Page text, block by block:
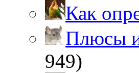
Как
Плюсы
949)